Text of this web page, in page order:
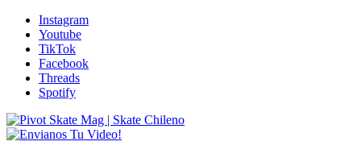
Instagram
Youtube
TikTok
Facebook
Threads
Spotify